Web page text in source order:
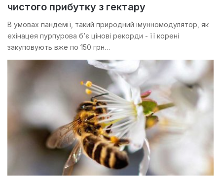
чистого прибутку з гектару
В умовах пандемії, такий природний імунномодулятор, як
ехінацея пурпурова б’є цінові рекорди - її корені
закуповують вже по 150 грн…